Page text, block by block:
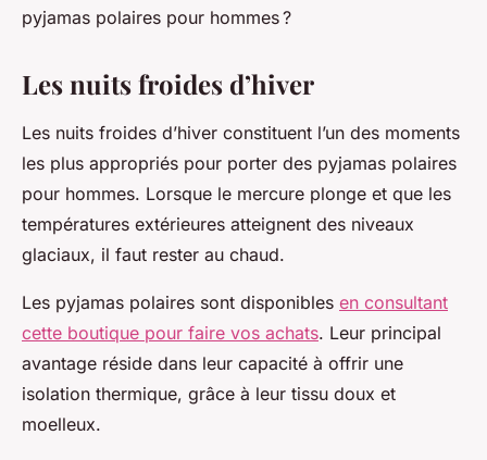
pyjamas polaires pour hommes ?
Les nuits froides d’hiver
Les nuits froides d’hiver constituent l’un des moments
les plus appropriés pour porter des pyjamas polaires
pour hommes. Lorsque le mercure plonge et que les
températures extérieures atteignent des niveaux
glaciaux, il faut rester au chaud.
Les pyjamas polaires sont disponibles en consultant
cette boutique pour faire vos achats. Leur principal
avantage réside dans leur capacité à offrir une
isolation thermique, grâce à leur tissu doux et
moelleux.